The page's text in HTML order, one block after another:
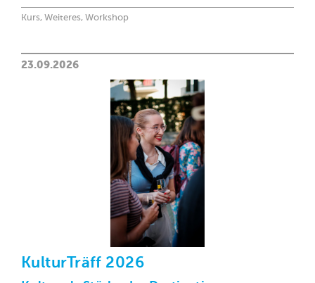
Kurs, Weiteres, Workshop
23.09.2026
KulturTräff 2026